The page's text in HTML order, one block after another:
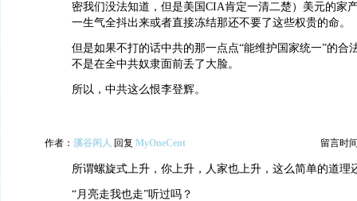
密我们没法知道，但是美国CIA肯定一清二楚）美元的家
一生气全抖出来或者直接冻结那还不要了这些权贵的命。
但是如果不打的话中共的那一点点“能维护国家统一”的合
不是在全中共奴隶面前丢了大脸。
所以，中共这么恨李登辉。
作者： 溪谷闲人 回复 MyOneCent 留言时
所谓螺旋式上升，你上升，人家也上升，这么简单的道理
“月亮走我也走”听过吗？